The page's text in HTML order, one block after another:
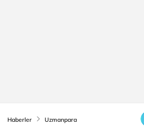
Haberler Uzmanpara